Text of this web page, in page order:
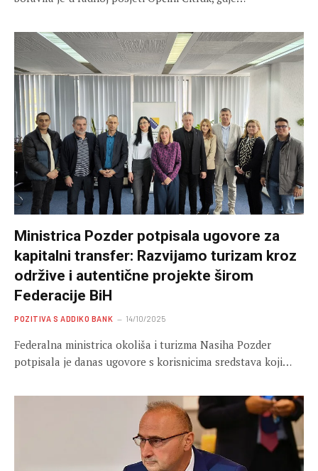
Ministrica Pozder potpisala ugovore za
kapitalni transfer: Razvijamo turizam kroz
održive i autentične projekte širom
Federacije BiH
POZITIVA S ADDIKO BANK 14/10/2025
Federalna ministrica okoliša i turizma Nasiha Pozder
potpisala je danas ugovore s korisnicima sredstava koji…